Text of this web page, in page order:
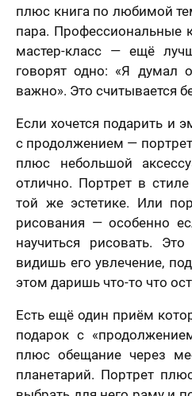
плюс книга по любимой
пара. Профессиональные
мастер-класс — ещё
говорят одно: «Я думал
важно». Это считывается
Если хочется подарить и
с продолжением —
плюс небольшой
отлично. Портрет в
той же эстетике. Или
рисования — особенно
научиться рисовать.
видишь его увлечение,
этом даришь что-то что
Есть ещё один приём
подарок с
плюс обещание через
планетарий. Портрет